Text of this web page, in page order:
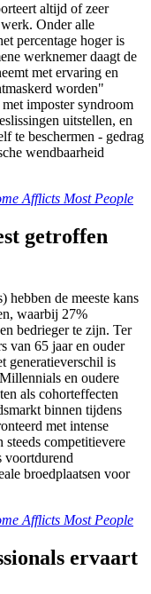
altijd of zeer
Onder alle
percentage hoger is
werknemer daagt de
met ervaring en
worden"
imposter syndroom
uitstellen, en
te beschermen - gedrag
wendbaarheid
Afflicts Most People
getroffen
hebben de meeste kans
waarbij 27%
bedrieger te zijn. Ter
van 65 jaar en ouder
generatieverschil is
en oudere
als cohorteffecten
binnen tijdens
met intense
competitievere
voortdurend
broedplaatsen voor
Afflicts Most People
ervaart